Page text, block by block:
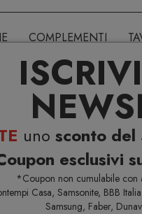
uno sconto del
esclusivi
*Coupon non cumulabile con
Casa, Samsonite, BBB
Samsung, Faber,
COMPLEMENTI
Home